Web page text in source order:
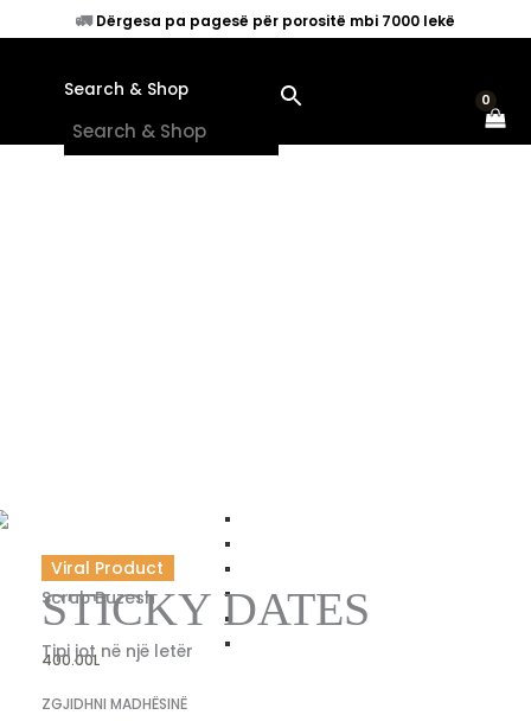
to
🚛Dërgesa pa pagesë për porositë mbi 7000 lekë
Search & Shop
Viral Product
STICKY DATES
400.00L
Scrub Buzesh
Tipi jot në një letër
ZGJIDHNI MADHËSINË
Sticky
Dates
quantity
✶ SALE
price
790.00L.
Current
price